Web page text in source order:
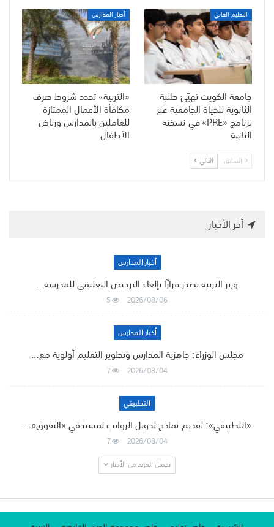
التعليم العالي
جامعة الكويت تهيّئ طلبة
الثانوية للحياة الجامعية عبر
برنامج «PRE» في نسخته
الثانية
أخبار المدارس
«التربية» تحدد شروط صرف
مكافأة الأعمال الممتازة
للعاملين بالمدارس ورياض
الأطفال
السابق التالي
أخر الأخبار
أخبار المدارس
وزير التربية يصدر قرارًا بإلغاء الترخيص التعليمي للمدرسة…
2026/08/06
5
أخبار المدارس
مجلس الوزراء: جاهزية المدارس وتطوير التعليم أولوية مع…
2026/08/04
7
التطبيقي
«التطبيقي»: تقديم نماذج تحويل الرواتب لمستحقي «التفوق»…
2026/08/04
7
تحميل المزيد من الأخبار